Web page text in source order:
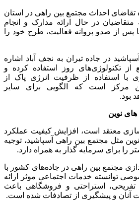
۸۰ پرونده تقاضای احداث مجتمع بین راهی در استان
در حال ارائه مدارک و انجام
پس از صدو پروانه فعالیت، طرح خود را
در جاده تیران به نجف آباد اشاره
تکنولوژی‌های روز استفاده کرده و
با استفاده از ظرفیت انرژی پاک از
مرکز است که الگویی برای سایر
بود.
های نوین
معتقد است، افزایش کیفیت عملکرد
مثل مجتمع بین راهی آسپاشید، توجیه
را برای سرمایه گذار به همراه دارد.
مجتمع بین راهی در جاده‌های کشور با
توانسته خدمات اجتماعی موثر ارائه
تفریحی، استراحتی و فروشگاهی باعث
آنان و پیشگیری از تصادفات شده است.